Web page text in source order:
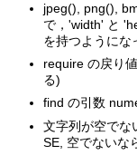
jpeg(), png(),
で，'width' と
を持つようにな
require の戻り
る)
find の引数
文字列が空でな
SE, 空でないな